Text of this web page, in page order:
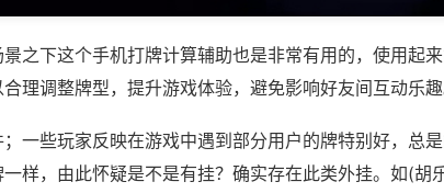
之下这个手机打牌计算辅助也是非常有用的，使用起
理调整牌型，提升游戏体验，避免影响好友间互动乐趣
一些玩家反映在游戏中遇到部分用户的牌特别好，总
样，由此怀疑是不是有挂？确实存在此类外挂。如(胡